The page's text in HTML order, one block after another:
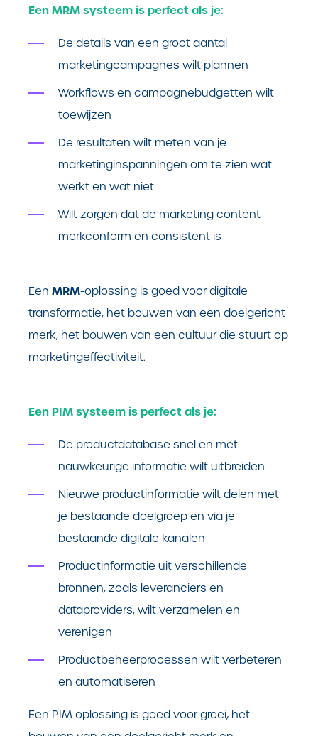
Een MRM systeem is perfect als je:
De details van een groot aantal
marketingcampagnes wilt plannen
Workflows en campagnebudgetten wilt
toewijzen
De resultaten wilt meten van je
marketinginspanningen om te zien wat
werkt en wat niet
Wilt zorgen dat de marketing content
merkconform en consistent is
Een MRM-oplossing is goed voor digitale
transformatie, het bouwen van een doelgericht
merk, het bouwen van een cultuur die stuurt op
marketingeffectiviteit.
Een PIM systeem is perfect als je:
De productdatabase snel en met
nauwkeurige informatie wilt uitbreiden
Nieuwe productinformatie wilt delen met
je bestaande doelgroep en via je
bestaande digitale kanalen
Productinformatie uit verschillende
bronnen, zoals leveranciers en
dataproviders, wilt verzamelen en
verenigen
Productbeheerprocessen wilt verbeteren
en automatiseren
Een PIM oplossing is goed voor groei, het